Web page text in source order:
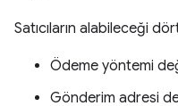
Satıcıların alabileceği
Ödeme yöntemi
Gönderim adresi